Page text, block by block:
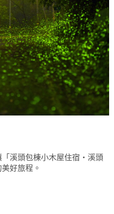
溪頭包棟小木屋住宿‧溪頭
好旅程。